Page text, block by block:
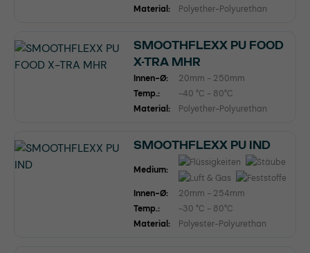
Material:
Polyether-Polyurethan
SMOOTHFLEXX PU FOOD
X-TRA MHR
Innen-Ø:
20mm - 250mm
Temp.:
-40 °C - 80°C
Material:
Polyether-Polyurethan
SMOOTHFLEXX PU IND
Medium:
Innen-Ø:
20mm - 254mm
Temp.:
-30 °C - 80°C
Material:
Polyester-Polyurethan